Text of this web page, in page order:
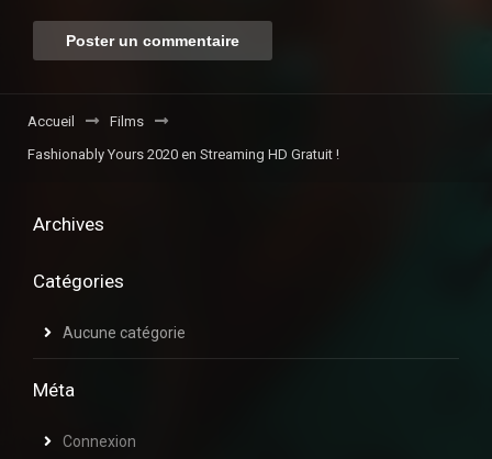
Accueil
Films
Fashionably Yours 2020 en Streaming HD Gratuit !
Archives
Catégories
Aucune catégorie
Méta
Connexion